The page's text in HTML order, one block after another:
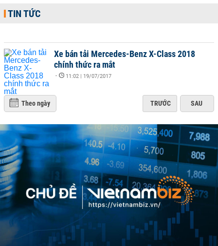
TIN TỨC
Xe bán tải Mercedes-Benz X-Class 2018
chính thức ra mắt
- 11:02 | 19/07/2017
Theo ngày TRƯỚC SAU